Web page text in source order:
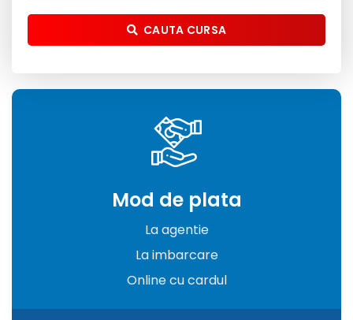
CAUTA CURSA
Mod de plata
La agentie
La imbarcare
Online cu cardul